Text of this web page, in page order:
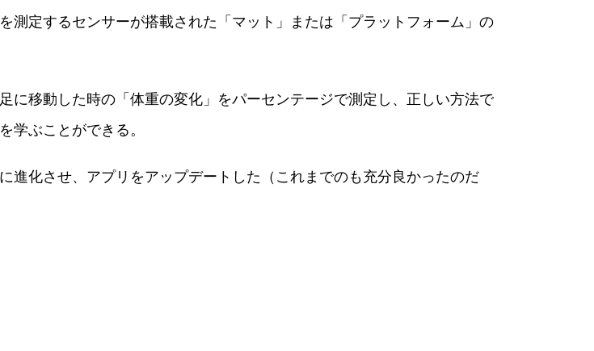
測定するセンサーが搭載された「マット」または「プラットフォーム」の
に移動した時の「体重の変化」をパーセンテージで測定し、正しい方法で
学ぶことができる。
進化させ、アプリをアップデートした（これまでのも充分良かったのだ